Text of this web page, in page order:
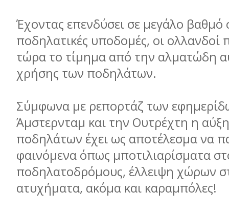
Έχοντας επενδύσει σε μεγάλο βαθμό
ποδηλατικές υποδομές, οι
τώρα το τίμημα από την αλματώδη
χρήσης των ποδηλάτων.
Σύμφωνα με ρεπορτάζ των
Άμστερνταμ και την Ουτρέχτη η
ποδηλάτων έχει ως αποτέλεσμα να
φαινόμενα όπως μποτιλιαρίσματα
ποδηλατοδρόμους, έλλειψη χώρων
ατυχήματα, ακόμα και καραμπόλες!